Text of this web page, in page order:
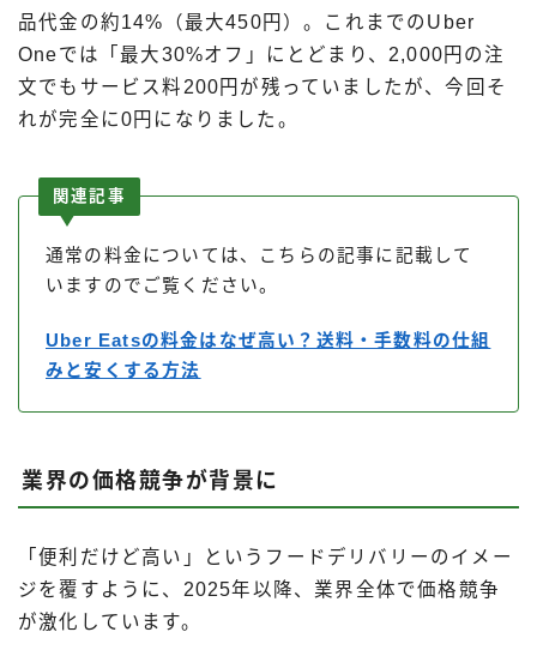
品代金の約14%（最大450円）。これまでのUber
Oneでは「最大30%オフ」にとどまり、2,000円の注
文でもサービス料200円が残っていましたが、今回そ
れが完全に0円になりました。
関連記事
通常の料金については、こちらの記事に記載して
いますのでご覧ください。
Uber Eatsの料金はなぜ高い？送料・手数料の仕組
みと安くする方法
業界の価格競争が背景に
「便利だけど高い」というフードデリバリーのイメー
ジを覆すように、2025年以降、業界全体で価格競争
が激化しています。